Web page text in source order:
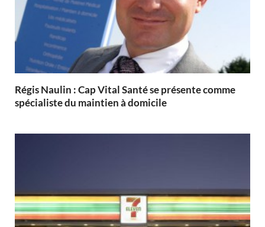
Régis Naulin : Cap Vital Santé se présente comme
spécialiste du maintien à domicile